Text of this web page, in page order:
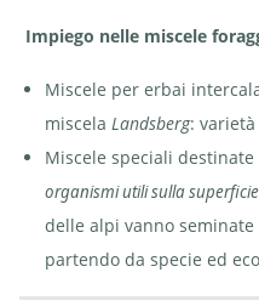
Impiego nelle miscele
Miscele per erbai
miscela Landsberg:
Miscele speciali
organismi utili sulla
delle alpi vanno
partendo da specie ed